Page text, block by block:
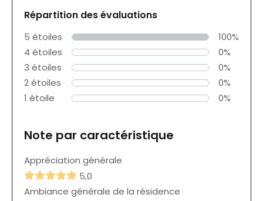
Répartition des évaluations
5 étoiles
100%
4 étoiles
0%
3 étoiles
0%
2 étoiles
0%
1 étoile
0%
Note par caractéristique
Appréciation générale
5,0
Ambiance générale de la résidence